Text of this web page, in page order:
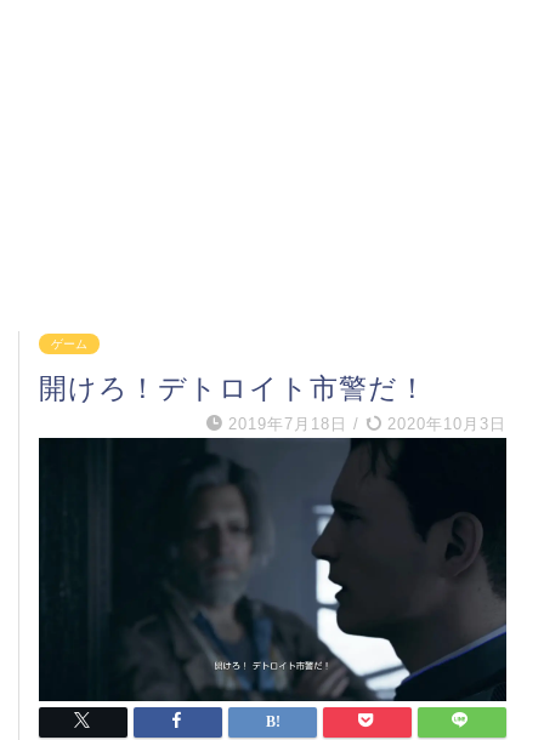
ゲーム
開けろ！デトロイト市警だ！
2019年7月18日 / 2020年10月3日